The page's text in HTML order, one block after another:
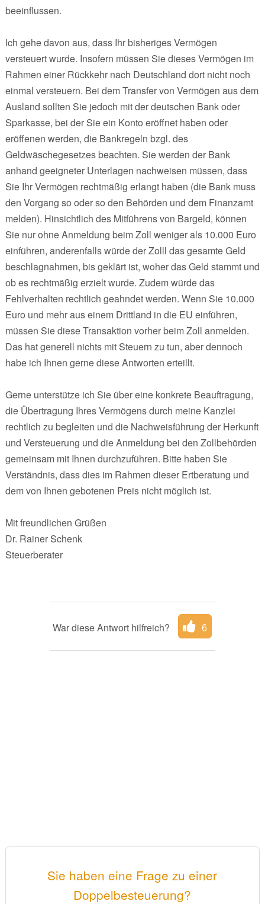
beeinflussen.
Ich gehe davon aus, dass Ihr bisheriges Vermögen
versteuert wurde. Insofern müssen Sie dieses Vermögen im
Rahmen einer Rückkehr nach Deutschland dort nicht noch
einmal versteuern. Bei dem Transfer von Vermögen aus dem
Ausland sollten Sie jedoch mit der deutschen Bank oder
Sparkasse, bei der Sie ein Konto eröffnet haben oder
eröffenen werden, die Bankregeln bzgl. des
Geldwäschegesetzes beachten. Sie werden der Bank
anhand geeigneter Unterlagen nachweisen müssen, dass
Sie Ihr Vermögen rechtmäßig erlangt haben (die Bank muss
den Vorgang so oder so den Behörden und dem Finanzamt
melden). Hinsichtlich des Mitführens von Bargeld, können
Sie nur ohne Anmeldung beim Zoll weniger als 10.000 Euro
einführen, anderenfalls würde der Zolll das gesamte Geld
beschlagnahmen, bis geklärt ist, woher das Geld stammt und
ob es rechtmäßig erzielt wurde. Zudem würde das
Fehlverhalten rechtlich geahndet werden. Wenn Sie 10.000
Euro und mehr aus einem Drittland in die EU einführen,
müssen Sie diese Transaktion vorher beim Zoll anmelden.
Das hat generell nichts mit Steuern zu tun, aber dennoch
habe ich Ihnen gerne diese Antworten erteillt.
Gerne unterstütze ich Sie über eine konkrete Beauftragung,
die Übertragung Ihres Vermögens durch meine Kanzlei
rechtlich zu begleiten und die Nachweisführung der Herkunft
und Versteuerung und die Anmeldung bei den Zollbehörden
gemeinsam mit Ihnen durchzuführen. Bitte haben Sie
Verständnis, dass dies im Rahmen dieser Ertberatung und
dem von Ihnen gebotenen Preis nicht möglich ist.
Mit freundlichen Grüßen
Dr. Rainer Schenk
Steuerberater
War diese Antwort hilfreich? 6
Sie haben eine Frage zu einer
Doppelbesteuerung?